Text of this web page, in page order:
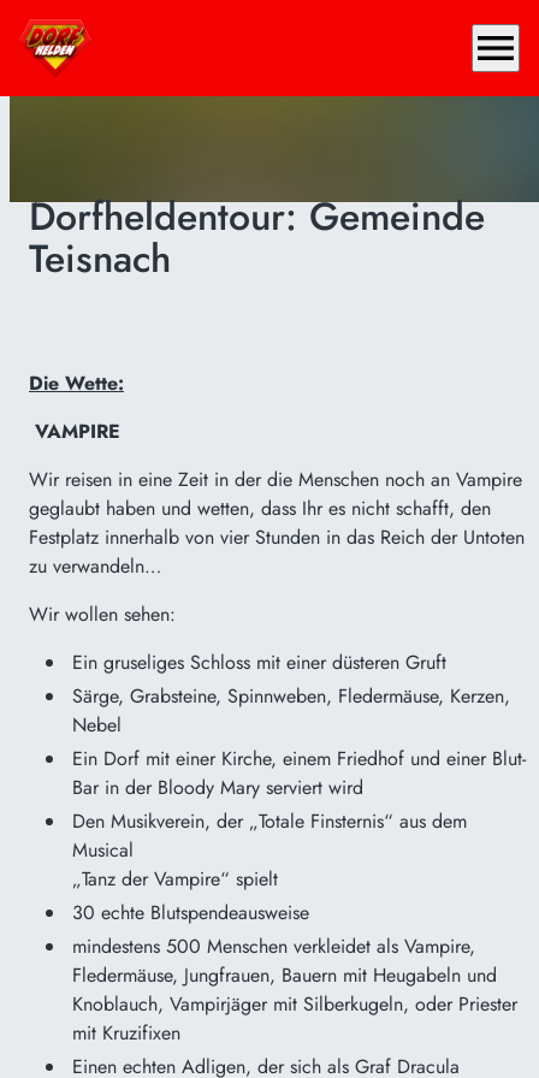
menu
Dorfheldentour: Gemeinde
Teisnach
Die Wette:
VAMPIRE
Wir reisen in eine Zeit in der die Menschen noch an Vampire
geglaubt haben und wetten, dass Ihr es nicht schafft, den
Festplatz innerhalb von vier Stunden in das Reich der Untoten
zu verwandeln…
Wir wollen sehen:
Ein gruseliges Schloss mit einer düsteren Gruft
Särge, Grabsteine, Spinnweben, Fledermäuse, Kerzen,
Nebel
Ein Dorf mit einer Kirche, einem Friedhof und einer Blut-
Bar in der Bloody Mary serviert wird
Den Musikverein, der „Totale Finsternis“ aus dem
Musical
„Tanz der Vampire“ spielt
30 echte Blutspendeausweise
mindestens 500 Menschen verkleidet als Vampire,
Fledermäuse, Jungfrauen, Bauern mit Heugabeln und
Knoblauch, Vampirjäger mit Silberkugeln, oder Priester
mit Kruzifixen
Einen echten Adligen, der sich als Graf Dracula